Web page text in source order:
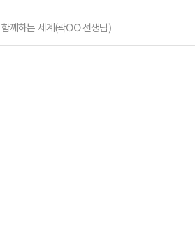
께하는 세계(곽OO 선생님)